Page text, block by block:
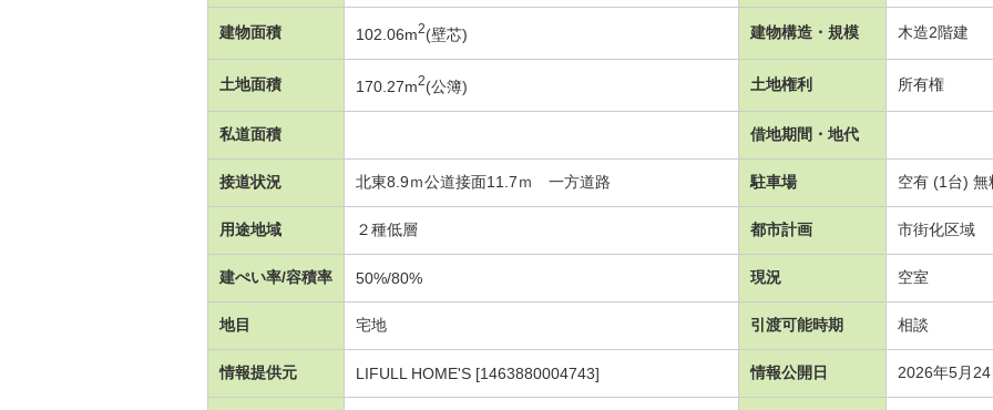
建物面積 102.06m2(壁芯) 建物構造・規模 木造2階建
土地面積 170.27m2(公簿) 土地権利 所有権
私道面積 借地期間・地代
接道状況 北東8.9ｍ公道接面11.7ｍ 一方道路 駐車場 空有 (1台) 無
用途地域 ２種低層 都市計画 市街化区域
建ぺい率/容積率 50%/80% 現況 空室
地目 宅地 引渡可能時期 相談
情報提供元 LIFULL HOME'S [1463880004743] 情報公開日 2026年5月24